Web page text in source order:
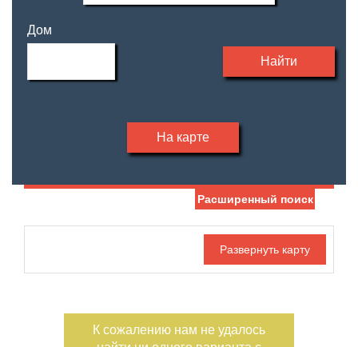
Дом
Найти
На карте
Жилая площадь
—
Площадь кухни
Этаж
Расширенный поиск
К сожалению нам не удалось